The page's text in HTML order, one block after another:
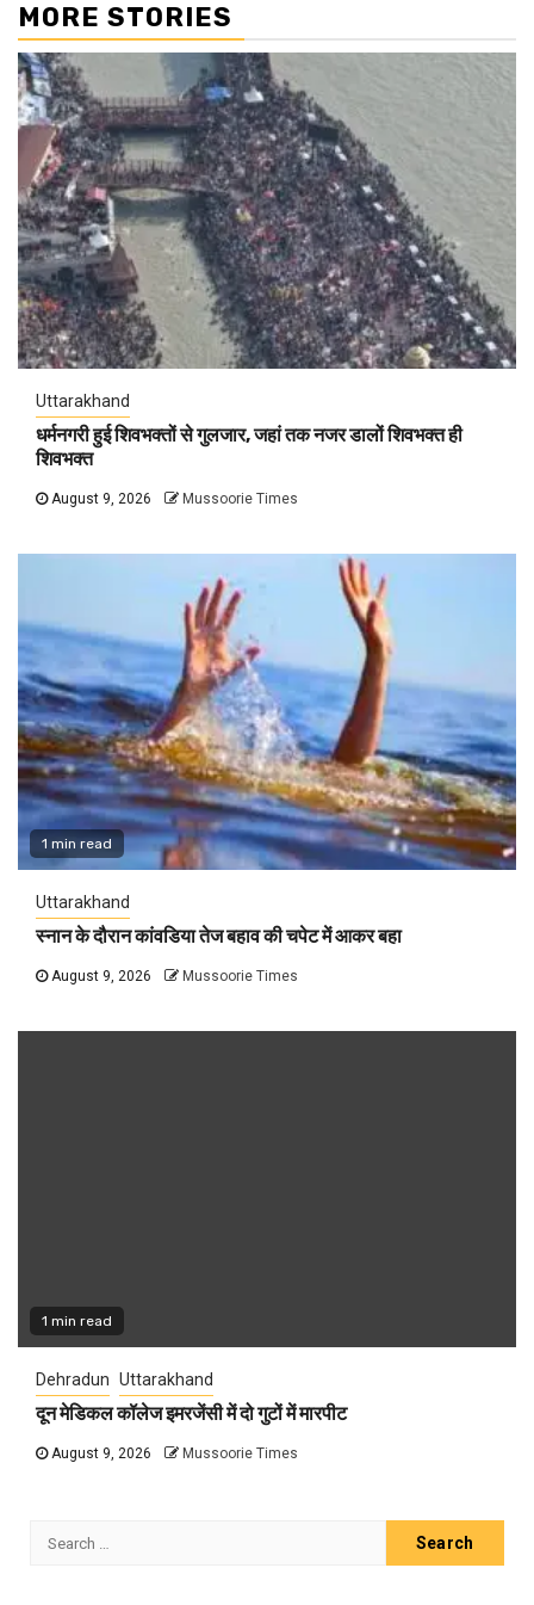
MORE STORIES
Uttarakhand
धर्मनगरी हुई शिवभक्तों से गुलजार, जहां तक नजर डालों शिवभक्त ही
शिवभक्त
August 9, 2026 Mussoorie Times
1 min read
Uttarakhand
स्नान के दौरान कांवडिया तेज बहाव की चपेट में आकर बहा
August 9, 2026 Mussoorie Times
1 min read
Dehradun Uttarakhand
दून मेडिकल कॉलेज इमरजेंसी में दो गुटों में मारपीट
August 9, 2026 Mussoorie Times
Search